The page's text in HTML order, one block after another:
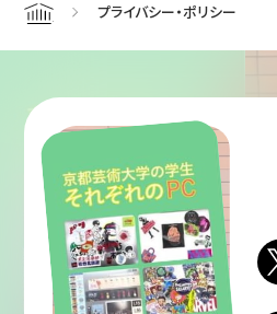
Home プライバシー・ポリシー